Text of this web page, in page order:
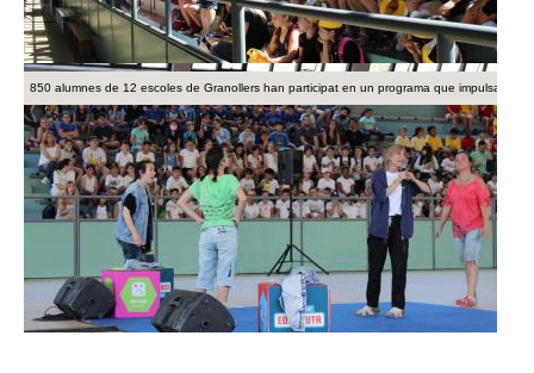
850 alumnes de 12 escoles de Granollers han participat en un programa que impulsa el